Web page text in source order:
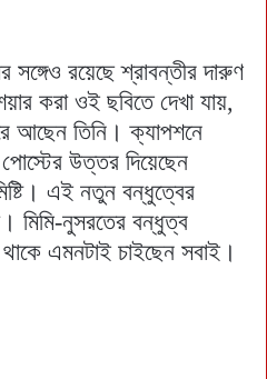
সঙ্গেও রয়েছে শ্রাবন্তীর দারুণ
করা ওই ছবিতে দেখা যায়,
আছেন তিনি। ক্যাপশনে
উত্তর দিয়েছেন
এই নতুন বন্ধুত্বের
মিমি-নুসরতের বন্ধুত্ব
এমনটাই চাইছেন সবাই।